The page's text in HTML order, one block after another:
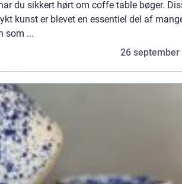
du sikkert hørt om coffe table bøger.
kunst er blevet en essentiel del af
som ...
26 september